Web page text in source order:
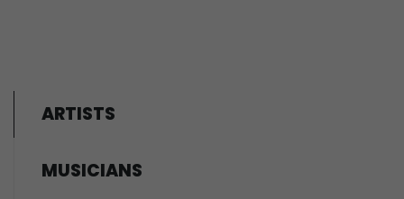
ARTISTS
MUSICIANS